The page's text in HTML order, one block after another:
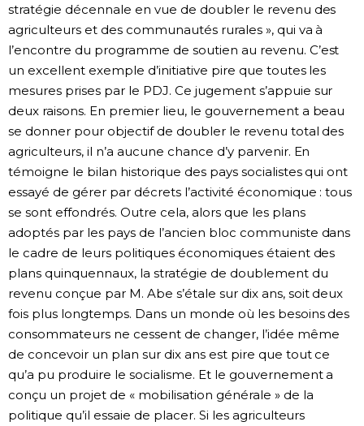
stratégie décennale en vue de doubler le revenu des
agriculteurs et des communautés rurales », qui va à
l’encontre du programme de soutien au revenu. C’est
un excellent exemple d’initiative pire que toutes les
mesures prises par le PDJ. Ce jugement s’appuie sur
deux raisons. En premier lieu, le gouvernement a beau
se donner pour objectif de doubler le revenu total des
agriculteurs, il n’a aucune chance d’y parvenir. En
témoigne le bilan historique des pays socialistes qui ont
essayé de gérer par décrets l’activité économique : tous
se sont effondrés. Outre cela, alors que les plans
adoptés par les pays de l’ancien bloc communiste dans
le cadre de leurs politiques économiques étaient des
plans quinquennaux, la stratégie de doublement du
revenu conçue par M. Abe s’étale sur dix ans, soit deux
fois plus longtemps. Dans un monde où les besoins des
consommateurs ne cessent de changer, l’idée même
de concevoir un plan sur dix ans est pire que tout ce
qu’a pu produire le socialisme. Et le gouvernement a
conçu un projet de « mobilisation générale » de la
politique qu’il essaie de placer. Si les agriculteurs